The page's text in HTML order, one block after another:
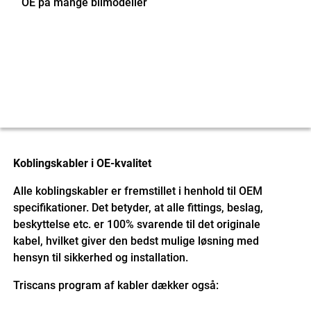
Koblingskabler i OE-kvalitet
Alle koblingskabler er fremstillet i henhold til OEM
specifikationer. Det betyder, at alle fittings, beslag,
beskyttelse etc. er 100% svarende til det originale
kabel, hvilket giver den bedst mulige løsning med
hensyn til sikkerhed og installation.
Triscans program af kabler dækker også: